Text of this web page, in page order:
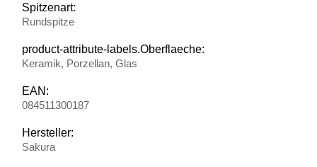
Spitzenart:
Rundspitze
product-attribute-labels.Oberflaeche:
Keramik, Porzellan, Glas
EAN:
084511300187
Hersteller:
Sakura